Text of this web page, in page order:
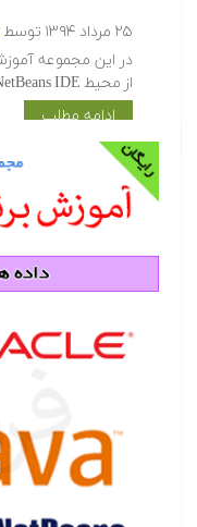
۲۵ مرداد ۱۳۹۴ توسط
از محیط NetBeans IDE (نسخه ۸٫۰٫۲) برای پیاده…
ادامه مطلب